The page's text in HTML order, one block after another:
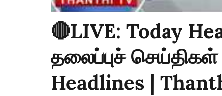
🔴LIVE: Today
தலைப்புச் செய்திகள்
Headlines |